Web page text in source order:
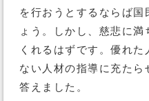
を行おうとするならば国
ょう。しかし、慈悲に
くれるはずです。優れ
ない人材の指導に充たら
答えました。